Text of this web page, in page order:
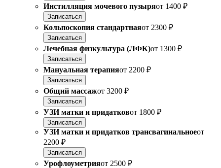
Инстилляция мочевого пузыряот 1400 ₽
Записаться
Кольпоскопия стандартнаяот 2300 ₽
Записаться
Лечебная физкультура (ЛФК)от 1300 ₽
Записаться
Мануальная терапияот 2200 ₽
Записаться
Общий массажот 3200 ₽
Записаться
УЗИ матки и придатковот 1800 ₽
Записаться
УЗИ матки и придатков трансвагинальноеот
2200 ₽
Записаться
Урофлоуметрияот 2500 ₽